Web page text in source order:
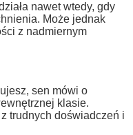
nawet wtedy, gdy
Może jednak
z nadmiernym
sen mówi o
klasie.
trudnych doświadczeń i